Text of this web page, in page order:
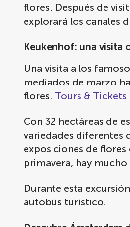
flores. Después de
explorará los canales
Keukenhof: una visita
Una visita a los
mediados de marzo
flores. Tours & Tickets
Con 32 hectáreas de
variedades diferentes
exposiciones de
primavera, hay mucho
Durante esta
autobús turístico.